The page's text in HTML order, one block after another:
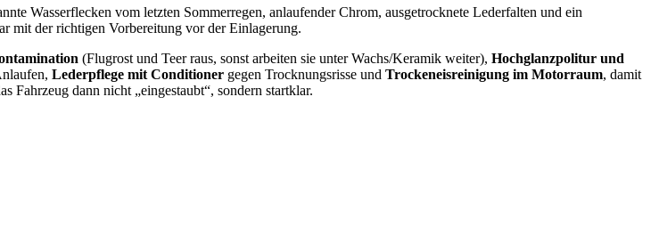
Wasserflecken vom letzten Sommerregen, anlaufender Chrom, ausgetrocknete Lederfalten und ein
mit der richtigen Vorbereitung vor der Einlagerung.
(Flugrost und Teer raus, sonst arbeiten sie unter Wachs/Keramik weiter), Hochglanzpolitur und
Lederpflege mit Conditioner gegen Trocknungsrisse und Trockeneisreinigung im Motorraum, damit
dann nicht „eingestaubt“, sondern startklar.